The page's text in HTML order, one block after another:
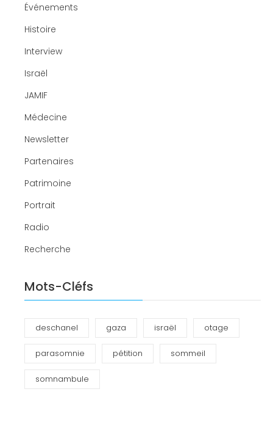
Événements
Histoire
Interview
Israël
JAMIF
Médecine
Newsletter
Partenaires
Patrimoine
Portrait
Radio
Recherche
Mots-Cléfs
deschanel gaza israël otage
parasomnie pétition sommeil
somnambule